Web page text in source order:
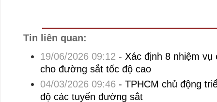
Tin liên quan:
19/06/2026 09:12 - Xác định 8 nhiệm
cho đường sắt tốc độ cao
04/03/2026 09:46 - TPHCM chủ động
độ các tuyến đường sắt